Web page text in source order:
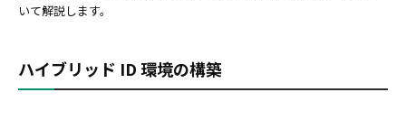
いて解説します。
ハイブリッド ID 環境の構築